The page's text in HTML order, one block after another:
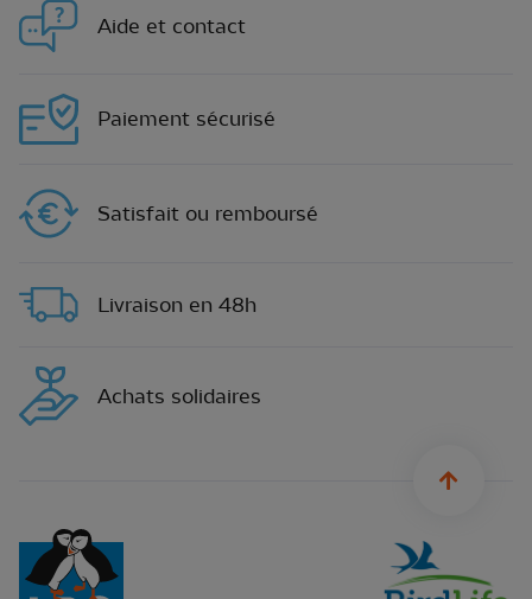
Aide et contact
Paiement sécurisé
Satisfait ou remboursé
Livraison en 48h
Achats solidaires